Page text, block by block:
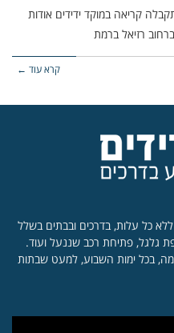
יותר היום (שני) בשעה 11:38 התקבלה קריאה במוקד ידידים אודות
רזיאל ברמת
קרא עוד ←
כל עלות, בדרכים ובבתים בשלל
גלגל, פתיחת רכב שננעל ועוד.
לזולת 24 שעות ביממה, בכל ימות השבוע, למעט שבתות